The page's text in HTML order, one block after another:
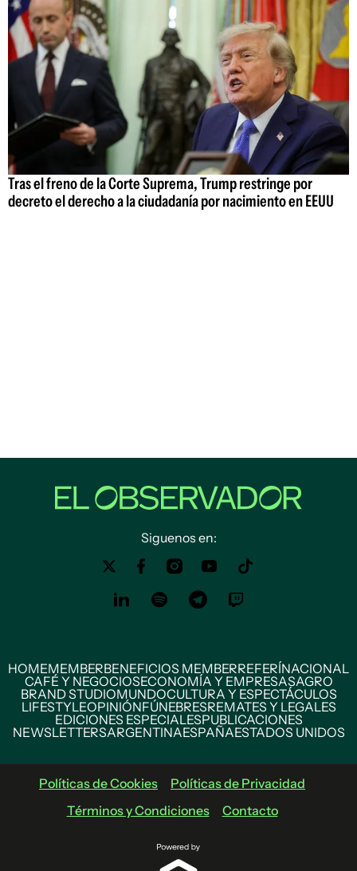
Tras el freno de la Corte Suprema, Trump restringe por
decreto el derecho a la ciudadanía por nacimiento en EEUU
Siguenos en:
HOMEMEMBERBENEFICIOS MEMBERREFERÍNACIONAL
CAFÉ Y NEGOCIOSECONOMÍA Y EMPRESASAGRO
BRAND STUDIOMUNDOCULTURA Y ESPECTÁCULOS
LIFESTYLEOPINIÓNFÚNEBRESREMATES Y LEGALES
EDICIONES ESPECIALESPUBLICACIONES
NEWSLETTERSARGENTINAESPAÑAESTADOS UNIDOS
Políticas de Cookies
Políticas de Privacidad
Términos y Condiciones
Contacto